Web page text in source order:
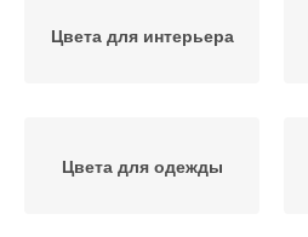
Цвета для интерьера
Цвета для одежды